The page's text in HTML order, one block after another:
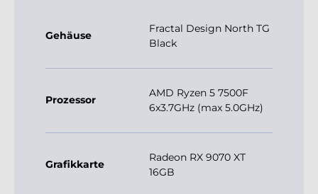
Gehäuse
Fractal Design North TG
Black
Prozessor
AMD Ryzen 5 7500F
6x3.7GHz (max 5.0GHz)
Grafikkarte
Radeon RX 9070 XT
16GB